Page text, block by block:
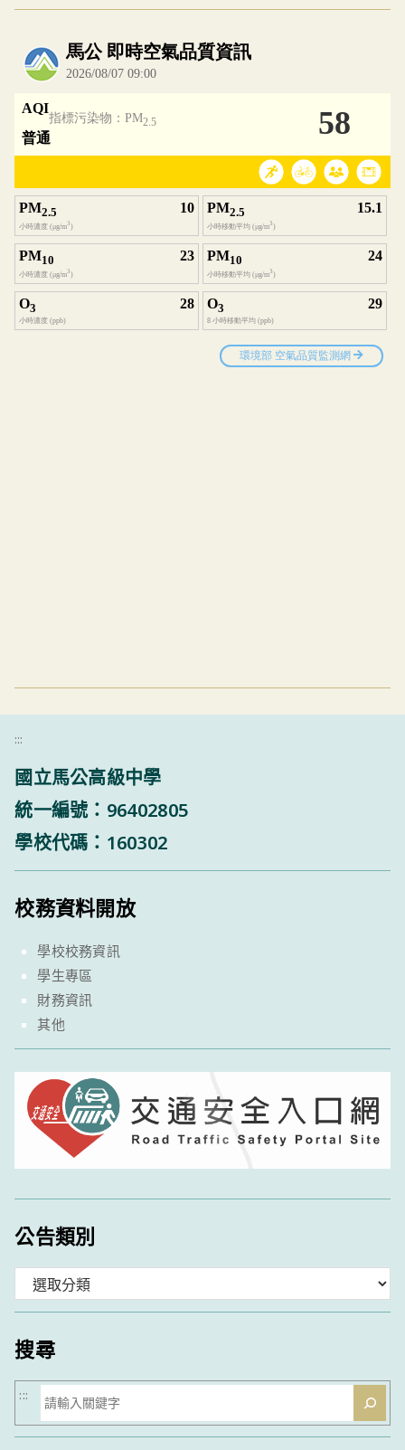
內嵌空氣品質小工具為視覺預覽，完整即時空
:::
國立馬公高級中學
統一編號：96402805
學校代碼：160302
校務資料開放
學校校務資訊
學生專區
財務資訊
其他
公告類別
類
搜尋
搜
尋
:::